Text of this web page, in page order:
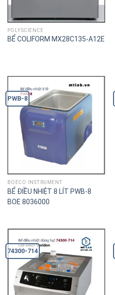
POLYSCIENCE
BỂ COLIFORM MX28C135-A12E
PWB-8
BOECO INSTRUMENT
BỂ ĐIỀU NHIỆT 8 LÍT PWB-8
BOE 8036000
74300-714